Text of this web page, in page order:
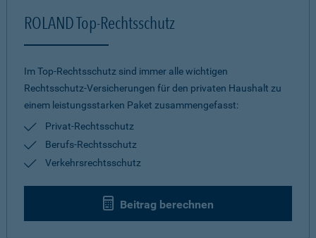
ROLAND Top-Rechtsschutz
Im Top-Rechtsschutz sind immer alle wichtigen
Rechtsschutz-Versicherungen für den privaten Haushalt zu
einem leistungsstarken Paket zusammengefasst:
Privat-Rechtsschutz
Berufs-Rechtsschutz
Verkehrsrechtsschutz
Beitrag berechnen